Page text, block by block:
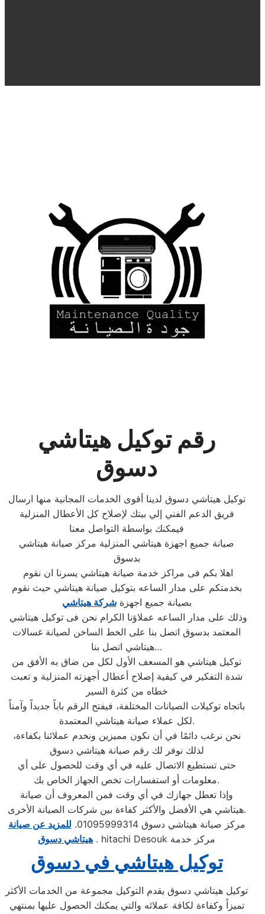
رقم توكيل هيتاشي
دسوق
توكيل هيتاشي دسوق لدينا أقوى الخدمات المجانية منها ارسال
فريق الدعم الفني إلي بيتك لإصلاح كل الأعطال المنزلية
فيمكنك بواسطة التواصل معنا
صيانة جميع اجهزة هيتاشي المنزلية مركز صيانة هيتاشي
بدسوق
بخدمتكم على مدار الساعه بتوكيل صيانة هيتاشي حيث نقوم
بصيانة جميع اجهزةشركة هيتاشي
المعتمد بدسوق اتصل بنا على الخط الساخن لصيانة غسالات
هيتاشي اتصل بنا…
توكيل هيتاشي هو المسعف الأول لكل من ضاق به الأفق من
شدة التفكير في كيفية إصلاح أعطال أجهزته المنزلية و تعبت
خطاه من كثرة السير
باتجاه توكيلات الصيانات المختلفة، فيفتح الرقم باباً جديداً وآمناً
لكل عملاء صيانة هيتاشي المعتمدة.
نحن نرغب دائمًا في أن نكون مميزين ونخدم عملائنا بكفاءة،
لذلك نوفر لك رقم صيانة هيتاشي دسوق
حتى تستطيع الاتصال عليه في أي وقت للحصول على أي
معلومات أو استفسارات تخص الجهاز الخاص بك.
وإذا تعطل جهازك في أي وقت فمن المعروف أن صيانة
هيتاشي هي الأفضل والأكثر كفاءة بين شركات الصيانة الأخرى.
مركز صيانة هيتاشي دسوق 01095999314.
للمزيد عن صيانة
هيتاشي دسوق
. hitachi Desouk مركز خدمة
توكيل هيتاشي في دسوق
توكيل هيتاشي دسوق يقدم التوكيل مجموعة من الخدمات الأكثر
تميزاً وكفاءة لكافة عملائه والتي يمكنك الحصول عليها بمنتهي